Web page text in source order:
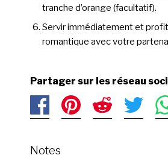
tranche d’orange (facultatif).
Servir immédiatement et
romantique avec votre
Partager sur les réseau
Notes